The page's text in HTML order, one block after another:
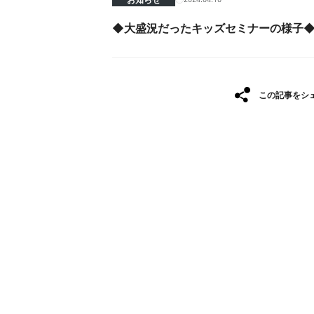
◆大盛況だったキッズセミナーの様子◆
この記事をシ